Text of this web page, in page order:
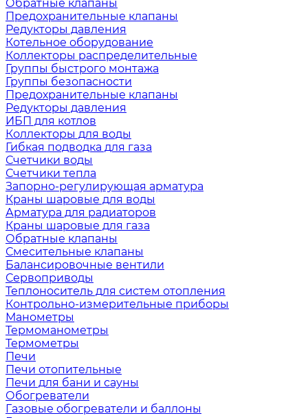
Обратные клапаны
Предохранительные клапаны
Редукторы давления
Котельное оборудование
Коллекторы распределительные
Группы быстрого монтажа
Группы безопасности
Предохранительные клапаны
Редукторы давления
ИБП для котлов
Коллекторы для воды
Гибкая подводка для газа
Счетчики воды
Счетчики тепла
Запорно-регулирующая арматура
Краны шаровые для воды
Арматура для радиаторов
Краны шаровые для газа
Обратные клапаны
Смесительные клапаны
Балансировочные вентили
Сервоприводы
Теплоноситель для систем отопления
Контрольно-измерительные приборы
Манометры
Термоманометры
Термометры
Печи
Печи отопительные
Печи для бани и сауны
Обогреватели
Газовые обогреватели и баллоны